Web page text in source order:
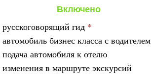
Включено
русскоговорящий гид *
автомобиль бизнес класса с водителем
подача автомобиля к отелю
изменения в маршруте экскурсий